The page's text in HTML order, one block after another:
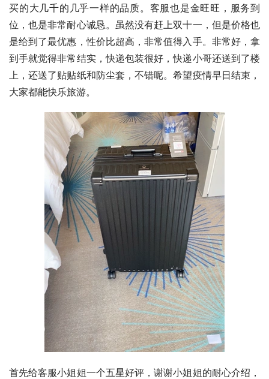
买的大几千的几乎一样的品质。客服也是金旺旺，服务到
位，也是非常耐心诚恳。虽然没有赶上双十一，但是价格也
是给到了最优惠，性价比超高，非常值得入手。非常好，拿
到手就觉得非常结实，快递包装很好，快递小哥还送到了楼
上，还送了贴贴纸和防尘套，不错呢。希望疫情早日结束，
大家都能快乐旅游。
首先给客服小姐姐一个五星好评，谢谢小姐姐的耐心介绍，